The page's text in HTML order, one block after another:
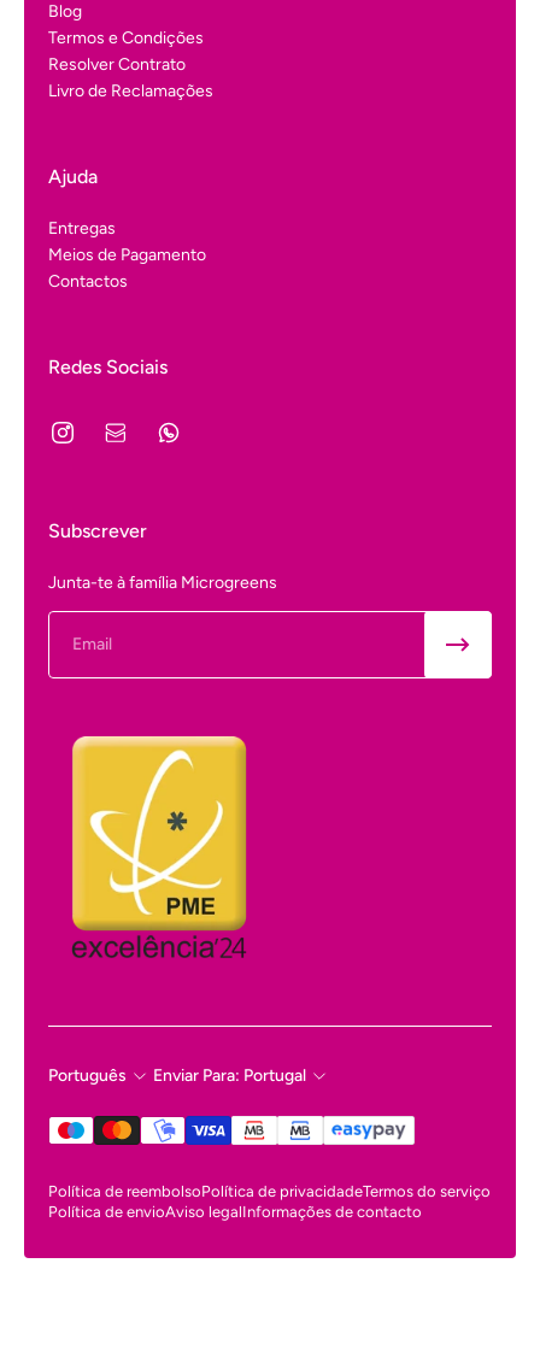
Blog
Termos e Condições
Resolver Contrato
Livro de Reclamações
Ajuda
Entregas
Meios de Pagamento
Contactos
Redes Sociais
Subscrever
Junta-te à família Microgreens
Português Enviar Para: Portugal
Política de reembolsoPolítica de privacidadeTermos do serviço
Política de envioAviso legalInformações de contacto